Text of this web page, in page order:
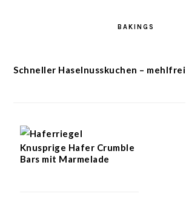
BAKINGS
Schneller Haselnusskuchen – mehlfrei
Knusprige Hafer Crumble
Bars mit Marmelade